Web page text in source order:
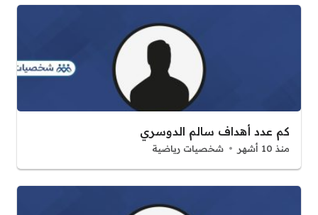
كم عدد أهداف سالم الدوسري
منذ 10 أشهر شخصيات رياضية